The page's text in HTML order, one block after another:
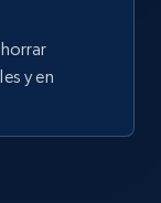
y en